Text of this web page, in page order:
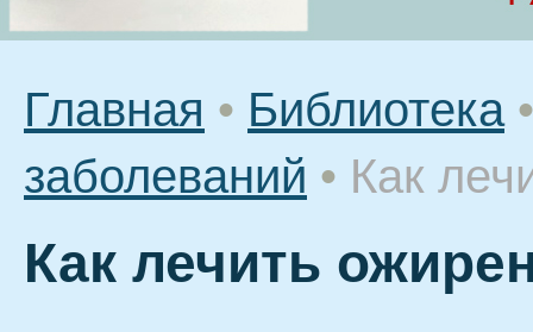
Главная • Библиотека •
заболеваний • Как
Как лечить